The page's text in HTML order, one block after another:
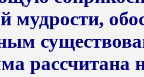
мудрости,
рассчитана